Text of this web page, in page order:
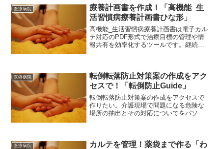
医療病院
療養計画書を作成！「高機能_生
活習慣病療養計画書ひな形」
高機能_生活習慣病療養計画書は電子カル
テ対応のPDF形式で治療目標の管理や情
報共有を効率化するツールです。継続利
計画書の作成が楽になりますよ！
医療病院
転倒転落防止対策案の作成をアク
セスで！「転倒防止Guide」
転倒転落防止対策案の作成をアクセスで
作りたい。介護現場で問題になる危険な
場所の抽出とその対応についてをパソコ
成がやりやすくなりますよ！
医療病院
カルテを管理！薬袋まで作る「わ